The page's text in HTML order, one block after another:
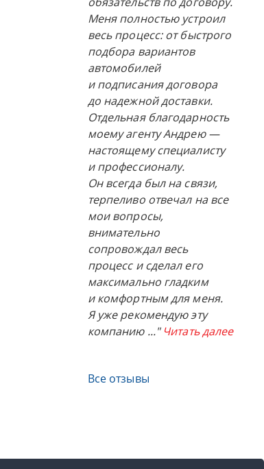
Меня полностью устроил
весь процесс: от быстрого
подбора вариантов
автомобилей
и подписания договора
до надежной доставки.
Отдельная благодарность
моему агенту Андрею —
настоящему специалисту
и профессионалу.
Он всегда был на связи,
терпеливо отвечал на все
мои вопросы,
внимательно
сопровождал весь
процесс и сделал его
максимально гладким
и комфортным для меня.
Я уже рекомендую эту
компанию ..." Читать далее
Все отзывы